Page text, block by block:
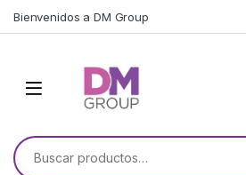
Bienvenidos a DM Group
Buscar por: